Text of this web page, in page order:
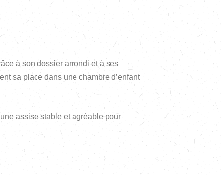
à son dossier arrondi et à ses
sa place dans une chambre d’enfant
assise stable et agréable pour